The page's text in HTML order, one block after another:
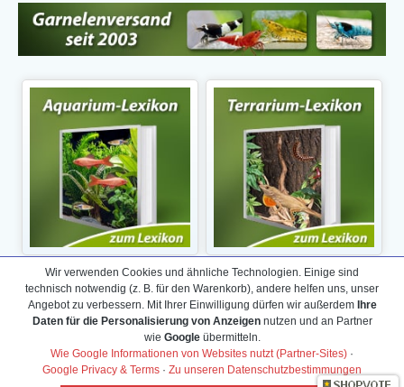
Wir verwenden Cookies und ähnliche Technologien. Einige sind
technisch notwendig (z. B. für den Warenkorb), andere helfen uns, unser
Angebot zu verbessern. Mit Ihrer Einwilligung dürfen wir außerdem Ihre
Daten für die Personalisierung von Anzeigennutzen und an Partner
wie Googleübermitteln.
Wie Google Informationen von Websites nutzt (Partner-Sites) ·
Google Privacy & Terms · Zu unseren Datenschutzbestimmungen